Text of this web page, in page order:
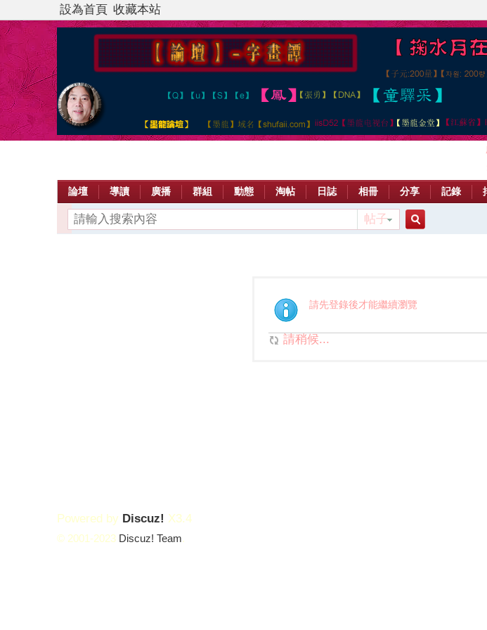
設為首頁 收藏本站
論壇 導讀 廣播 群組 動態 淘帖 日誌 相冊 分享 記錄
帖子
索
請先登錄後才能繼續瀏覽
請稍候...
Powered by Discuz! X3.4
© 2001-2023 Discuz! Team.